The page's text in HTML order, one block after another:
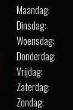
Maandag:
Dinsdag:
Woensdag:
Donderdag:
Vrijdag:
Zaterdag:
Zondag: